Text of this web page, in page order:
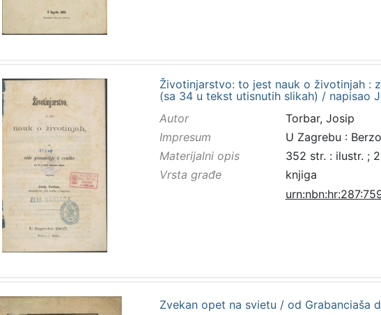
Životinjarstvo: to jest nauk o životinjah :
(sa 34 u tekst utisnutih slikah) / napisao
Autor
Torbar, Josip
Impresum
U Zagrebu :
Materijalni opis
352 str. : ilustr. ;
Vrsta građe
knjiga
Zvekan opet na svietu / od Grabanciaša